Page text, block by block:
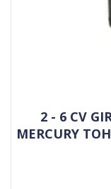
2 - 6 CV
MERCURY